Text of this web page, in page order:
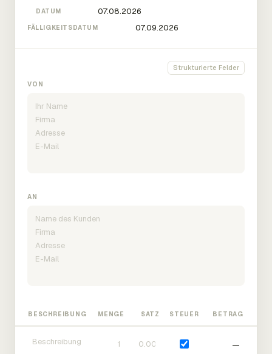
DATUM
FÄLLIGKEITSDATUM
Strukturierte Felder
VON
AN
BESCHREIBUNG MENGE SATZ STEUER BETRAG
—